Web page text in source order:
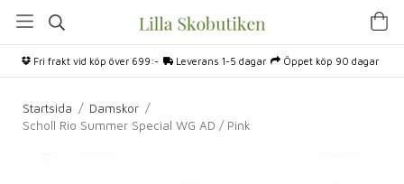
Fri frakt vid köp över 699:- Leverans 1-5 dagar Öppet köp 90 dagar
Startsida / Damskor /
Scholl Rio Summer Special WG AD / Pink